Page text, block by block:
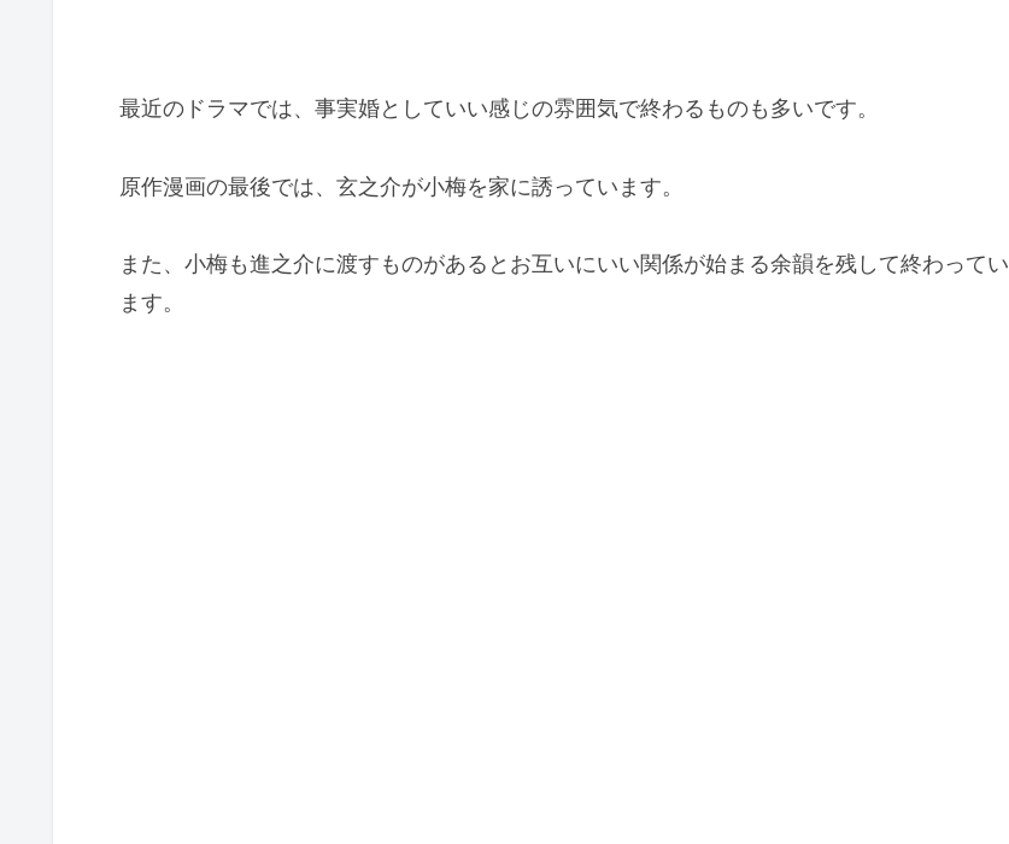
最近のドラマでは、事実婚としていい感じの雰囲気で終わるものも多いです。
原作漫画の最後では、玄之介が小梅を家に誘っています。
また、小梅も進之介に渡すものがあるとお互いにいい関係が始まる余韻を残して終わってい
ます。